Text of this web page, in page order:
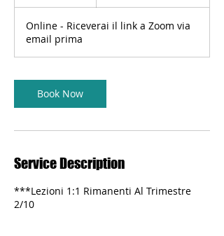
Online - Riceverai il link a Zoom via
email prima
Book Now
Service Description
***Lezioni 1:1 Rimanenti Al Trimestre
2/10